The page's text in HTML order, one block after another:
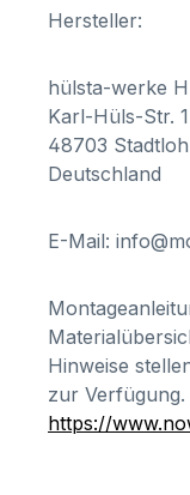
Hersteller:
hülsta-werke
Karl-Hüls-Str. 1
48703
Deutschland
E-Mail:
Hinweise
zur
https://